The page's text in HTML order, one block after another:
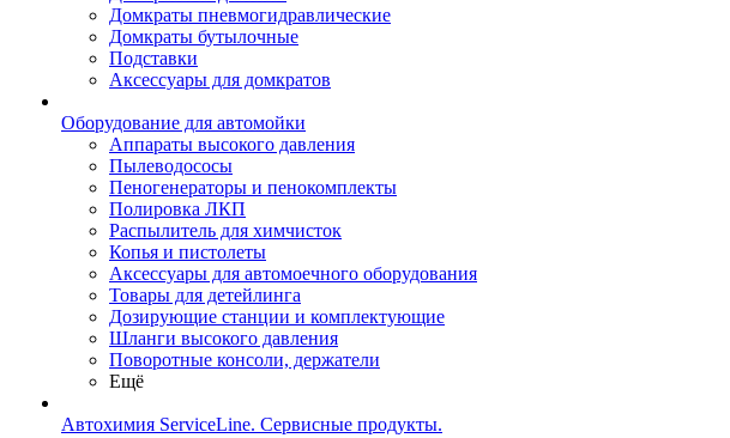
Домкраты пневмогидравлические
Домкраты бутылочные
Подставки
Аксессуары для домкратов
Оборудование для автомойки
Аппараты высокого давления
Пылеводососы
Пеногенераторы и пенокомплекты
Полировка ЛКП
Распылитель для химчисток
Копья и пистолеты
Аксессуары для автомоечного оборудования
Товары для детейлинга
Дозирующие станции и комплектующие
Шланги высокого давления
Поворотные консоли, держатели
Ещё
Автохимия ServiceLine. Сервисные продукты.